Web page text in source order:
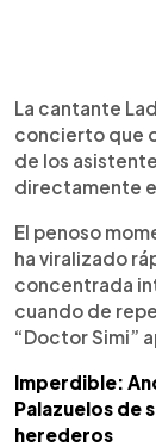
►
La cantante
concierto que
de los
directamente
El penoso
ha viralizado
concentrada
cuando de
“Doctor Simi”
Imperdible:
Palazuelos de
herederos